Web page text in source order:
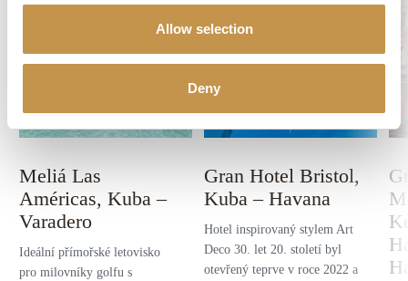
Allow selection
Deny
Meliá Las
Américas, Kuba –
Varadero
Ideální přímořské letovisko
pro milovníky golfu s
Gran Hotel Bristol,
Kuba – Havana
Hotel inspirovaný stylem Art
Deco 30. let 20. století byl
otevřený teprve v roce 2022 a